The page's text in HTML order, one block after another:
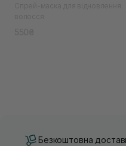
Безкоштовна